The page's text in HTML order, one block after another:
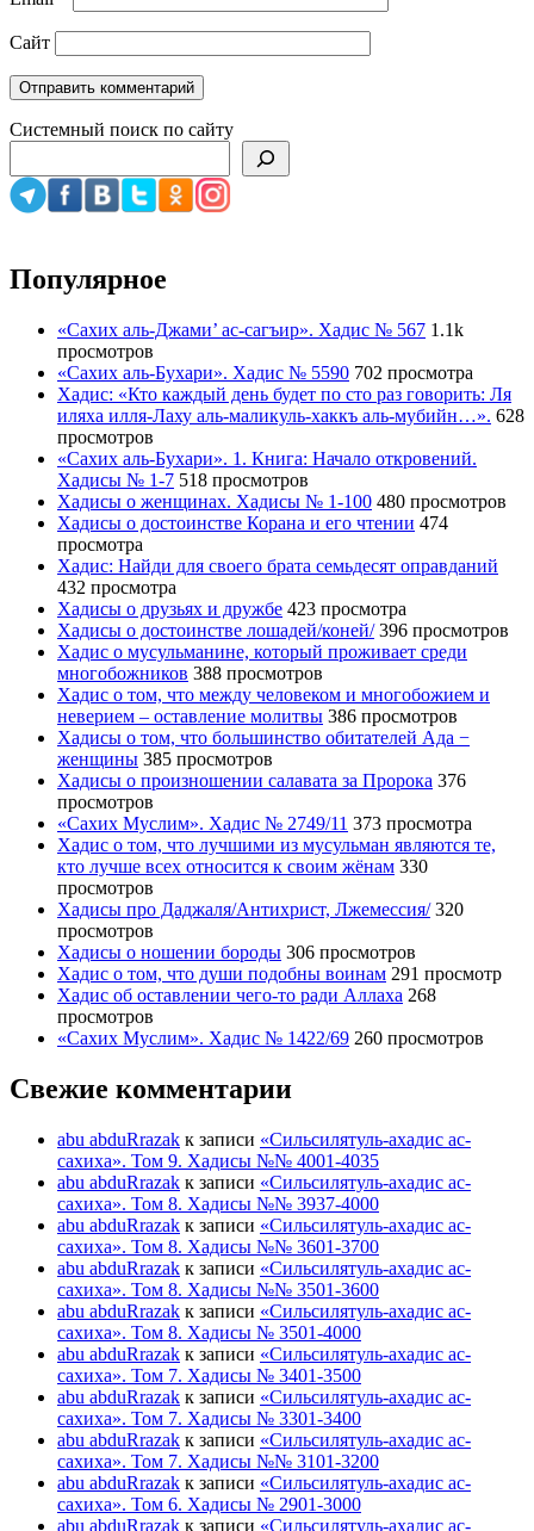
Сайт
Системный поиск по сайту
Популярное
«Сахих аль-Джами’ ас-сагъир». Хадис № 567 1.1k
просмотров
«Сахих аль-Бухари». Хадис № 5590 702 просмотра
Хадис: «Кто каждый день будет по сто раз говорить: Ля
иляха илля-Лаху аль-маликуль-хаккъ аль-мубийн…». 628
просмотров
«Сахих аль-Бухари». 1. Книга: Начало откровений.
Хадисы № 1-7 518 просмотров
Хадисы о женщинах. Хадисы № 1-100 480 просмотров
Хадисы о достоинстве Корана и его чтении 474
просмотра
Хадис: Найди для своего брата семьдесят оправданий
432 просмотра
Хадисы о друзьях и дружбе 423 просмотра
Хадисы о достоинстве лошадей/коней/ 396 просмотров
Хадис о мусульманине, который проживает среди
многобожников 388 просмотров
Хадис о том, что между человеком и многобожием и
неверием – оставление молитвы 386 просмотров
Хадисы о том, что большинство обитателей Ада −
женщины 385 просмотров
Хадисы о произношении салавата за Пророка 376
просмотров
«Сахих Муслим». Хадис № 2749/11 373 просмотра
Хадис о том, что лучшими из мусульман являются те,
кто лучше всех относится к своим жёнам 330
просмотров
Хадисы про Даджаля/Антихрист, Лжемессия/ 320
просмотров
Хадисы о ношении бороды 306 просмотров
Хадис о том, что души подобны воинам 291 просмотр
Хадис об оставлении чего-то ради Аллаха 268
просмотров
«Сахих Муслим». Хадис № 1422/69 260 просмотров
Свежие комментарии
abu abduRrazak к записи «Сильсилятуль-ахадис ас-
сахиха». Том 9. Хадисы №№ 4001-4035
abu abduRrazak к записи «Сильсилятуль-ахадис ас-
сахиха». Том 8. Хадисы №№ 3937-4000
abu abduRrazak к записи «Сильсилятуль-ахадис ас-
сахиха». Том 8. Хадисы №№ 3601-3700
abu abduRrazak к записи «Сильсилятуль-ахадис ас-
сахиха». Том 8. Хадисы №№ 3501-3600
abu abduRrazak к записи «Сильсилятуль-ахадис ас-
сахиха». Том 8. Хадисы № 3501-4000
abu abduRrazak к записи «Сильсилятуль-ахадис ас-
сахиха». Том 7. Хадисы № 3401-3500
abu abduRrazak к записи «Сильсилятуль-ахадис ас-
сахиха». Том 7. Хадисы № 3301-3400
abu abduRrazak к записи «Сильсилятуль-ахадис ас-
сахиха». Том 7. Хадисы №№ 3101-3200
abu abduRrazak к записи «Сильсилятуль-ахадис ас-
сахиха». Том 6. Хадисы № 2901-3000
abu abduRrazak к записи «Сильсилятуль-ахадис ас-